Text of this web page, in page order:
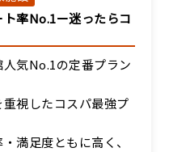
ト率No.1ー迷ったらコ
人気No.1の定番プラン
視したコスパ最強プ
満足度ともに高く、